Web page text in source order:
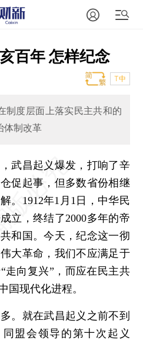
百年 怎样纪念
T中
制度层面上落实民主共和的
体制改革
昌起义爆发，打响了辛
促起事，但多数省份相继
。1912年1月1日，中华民
立，终结了2000多年的帝
和国。今天，纪念这一彻
大革命，我们不应满足于
走向复兴”，而应在民主共
国现代化进程。
就在武昌起义之前不到
盟会领导的第十次起义